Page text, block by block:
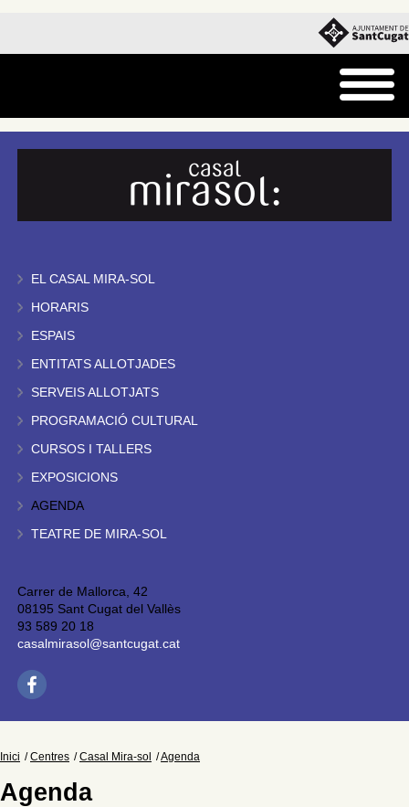
EL CASAL MIRA-SOL
HORARIS
ESPAIS
ENTITATS ALLOTJADES
SERVEIS ALLOTJATS
PROGRAMACIÓ CULTURAL
CURSOS I TALLERS
EXPOSICIONS
AGENDA
TEATRE DE MIRA-SOL
Carrer de Mallorca, 42
08195 Sant Cugat del Vallès
93 589 20 18
casalmirasol@santcugat.cat
Inici Centres Casal Mira-sol Agenda
Agenda